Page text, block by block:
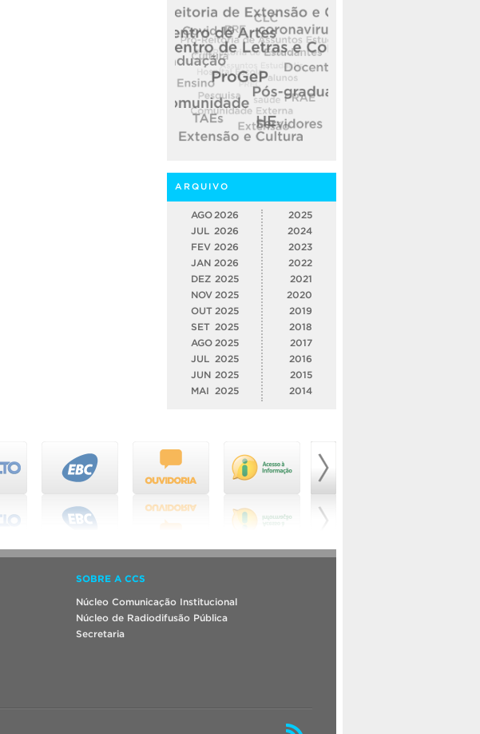
ARQUIVO
AGO 2026
JUL 2026
FEV 2026
JAN 2026
DEZ 2025
NOV 2025
OUT 2025
SET 2025
AGO 2025
JUL
2025
JUN 2025
MAI
2025
2025
2024
2023
2022
2021
2020
2019
2018
2017
2016
2015
2014
SOBRE A CCS
Núcleo Comunicação Institucional
Núcleo de Radiodifusão Pública
Secretaria